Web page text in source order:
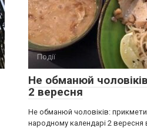
Події
Не обманюй
2 вересня
Не обманюй чоловіків:
народному календарі 2 вересня